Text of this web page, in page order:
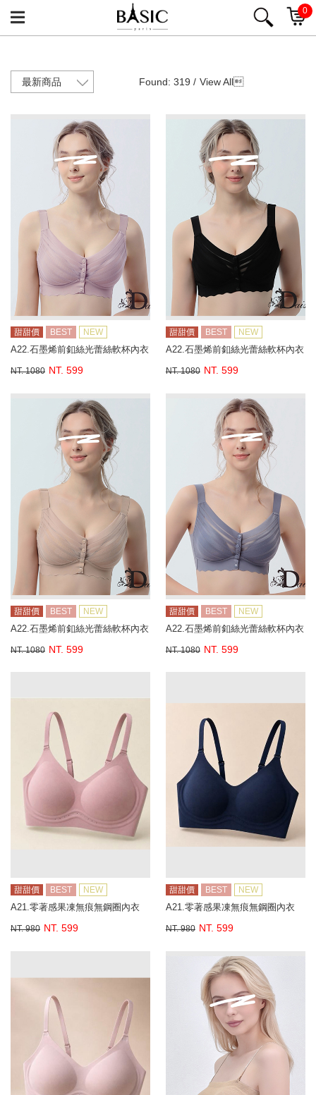
0
Found: 319 / View All
甜甜價 BEST NEW
A22.石墨烯前釦絲光蕾絲軟杯內衣
NT. 1080 NT. 599
甜甜價 BEST NEW
A22.石墨烯前釦絲光蕾絲軟杯內衣
NT. 1080 NT. 599
甜甜價 BEST NEW
A22.石墨烯前釦絲光蕾絲軟杯內衣
NT. 1080 NT. 599
甜甜價 BEST NEW
A22.石墨烯前釦絲光蕾絲軟杯內衣
NT. 1080 NT. 599
甜甜價 BEST NEW
A21.零著感果凍無痕無鋼圈內衣
NT. 980 NT. 599
甜甜價 BEST NEW
A21.零著感果凍無痕無鋼圈內衣
NT. 980 NT. 599